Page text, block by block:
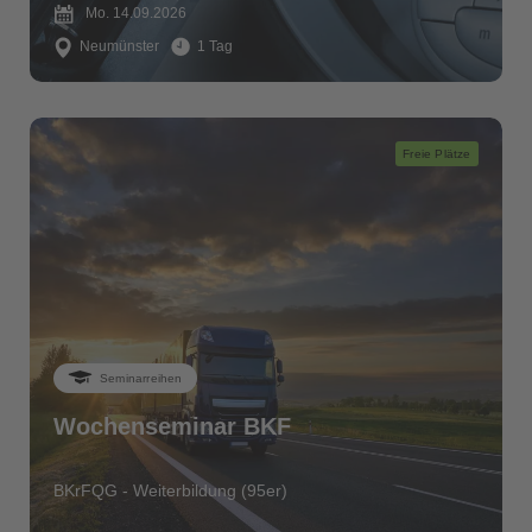
Mo. 14.09.2026
Neumünster
1 Tag
Freie Plätze
Seminarreihen
Wochenseminar BKF
BKrFQG - Weiterbildung (95er)